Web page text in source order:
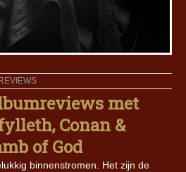
REVIEWS
met
Conan &
of God
binnenstromen. Het zijn de